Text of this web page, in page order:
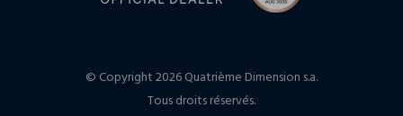
© Copyright 2026 Quatrième Dimension s.a.
Tous droits réservés.